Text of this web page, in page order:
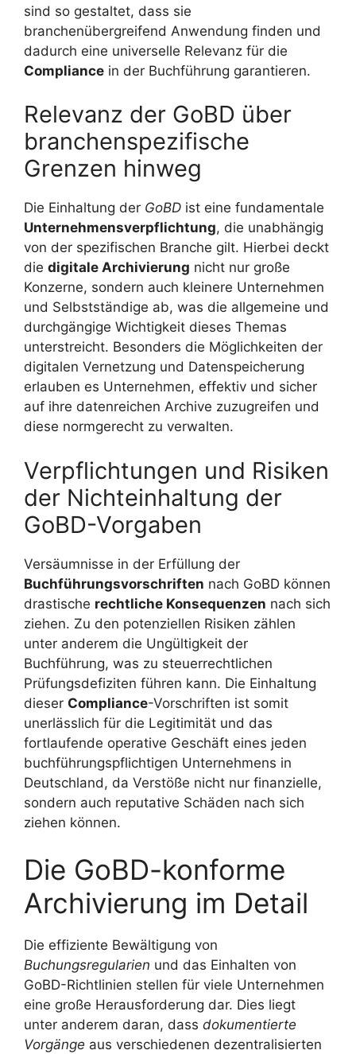
sind so gestaltet, dass sie
branchenübergreifend Anwendung finden und
dadurch eine universelle Relevanz für die
Compliance in der Buchführung garantieren.
Relevanz der GoBD über
branchenspezifische
Grenzen hinweg
Die Einhaltung der GoBD ist eine fundamentale
Unternehmensverpflichtung, die unabhängig
von der spezifischen Branche gilt. Hierbei deckt
die digitale Archivierung nicht nur große
Konzerne, sondern auch kleinere Unternehmen
und Selbstständige ab, was die allgemeine und
durchgängige Wichtigkeit dieses Themas
unterstreicht. Besonders die Möglichkeiten der
digitalen Vernetzung und Datenspeicherung
erlauben es Unternehmen, effektiv und sicher
auf ihre datenreichen Archive zuzugreifen und
diese normgerecht zu verwalten.
Verpflichtungen und Risiken
der Nichteinhaltung der
GoBD-Vorgaben
Versäumnisse in der Erfüllung der
Buchführungsvorschriften nach GoBD können
drastische rechtliche Konsequenzen nach sich
ziehen. Zu den potenziellen Risiken zählen
unter anderem die Ungültigkeit der
Buchführung, was zu steuerrechtlichen
Prüfungsdefiziten führen kann. Die Einhaltung
dieser Compliance-Vorschriften ist somit
unerlässlich für die Legitimität und das
fortlaufende operative Geschäft eines jeden
buchführungspflichtigen Unternehmens in
Deutschland, da Verstöße nicht nur finanzielle,
sondern auch reputative Schäden nach sich
ziehen können.
Die GoBD-konforme
Archivierung im Detail
Die effiziente Bewältigung von
Buchungsregularien und das Einhalten von
GoBD-Richtlinien stellen für viele Unternehmen
eine große Herausforderung dar. Dies liegt
unter anderem daran, dass dokumentierte
Vorgänge aus verschiedenen dezentralisierten